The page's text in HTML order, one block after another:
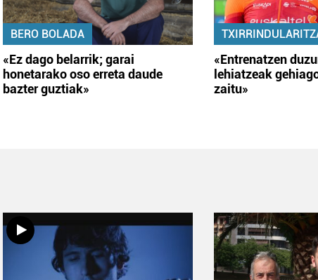
BERO BOLADA
«Ez dago belarrik; garai
honetarako oso erreta daude
bazter guztiak»
«Entrenatzen
lehiatzeak
zaitu»